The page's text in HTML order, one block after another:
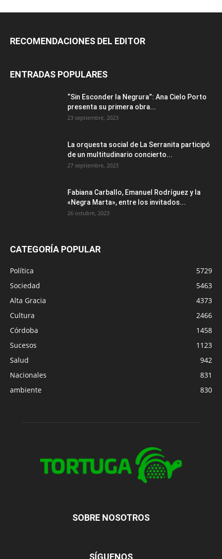
RECOMENDACIONES DEL EDITOR
ENTRADAS POPULARES
“Sin Esconder la Negrura”: Ana Cielo Porto
presenta su primera obra...
23 septiembre, 2023
La orquesta social de La Serranita participó
de un multitudinario concierto...
27 septiembre, 2023
Fabiana Carballo, Emanuel Rodríguez y la
«Negra Marta», entre los invitados...
26 octubre, 2023
CATEGORÍA POPULAR
Política
5729
Sociedad
5463
Alta Gracia
4373
Cultura
2466
Córdoba
1458
Sucesos
1123
Salud
942
Nacionales
831
ambiente
830
SOBRE NOSOTROS
SÍGUENOS